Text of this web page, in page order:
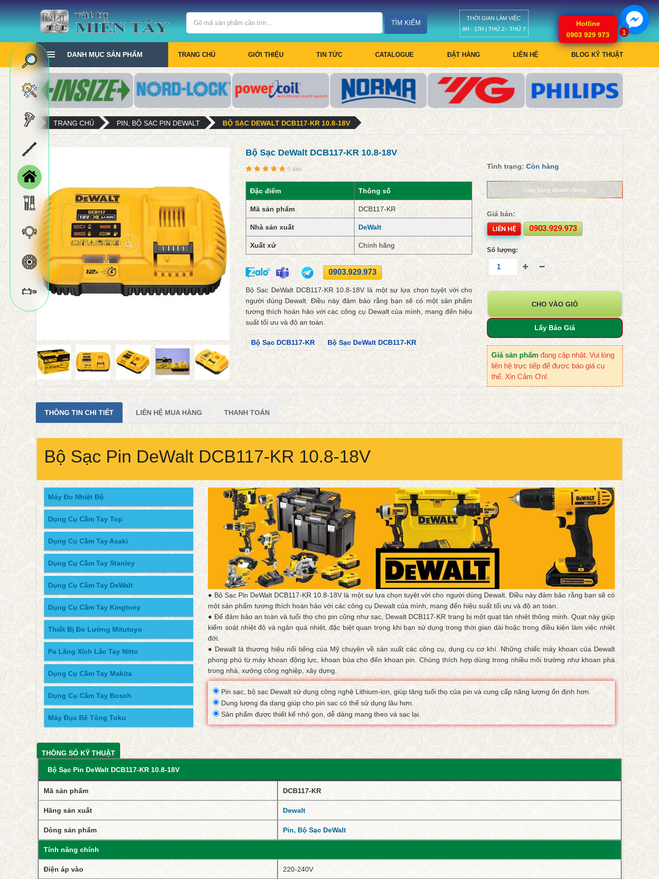
TÌM KIẾM
THỜI GIAN LÀM VIỆC
8H - 17H | THỨ 2 - THỨ 7
Giỏ hàng
DANH MỤC SẢN PHẨM TRANG CHỦ GIỚI THIỆU TIN TỨC CATALOGUE ĐẶT HÀNG LIÊN HỆ BLOG KỸ THUẬT
TRANG CHỦ PIN, BỘ SẠC PIN DEWALT BỘ SẠC DEWALT DCB117-KR 10.8-18V
Bộ Sạc DeWalt DCB117-KR 10.8-18V
5 sao
Đặc điểm Thông số
Mã sản phẩm DCB117-KR
Nhà sản xuất DeWalt
Xuất xứ Chính hãng
0903.929.973
Bộ Sạc DeWalt DCB117-KR 10.8-18V là một sự lựa chọn tuyệt vời cho
người dùng Dewalt. Điều này đảm bảo rằng bạn sẽ có một sản phẩm
tương thích hoàn hảo với các công cụ Dewalt của mình, mang đến hiệu
suất tối ưu và độ an toàn.
Bộ Sạc DCB117-KR Bộ Sạc DeWalt DCB117-KR
Tình trạng:Còn hàng
Giao hàng nhanh chóng
Giá bán:
LIÊN HỆ 0903.929.973
Số lượng:
CHO VÀO GIỎ
Lấy Báo Giá
Giá sản phẩm đang cập nhật. Vui lòng
liên hệ trực tiếp để được báo giá cụ
thể. Xin Cảm Ơn!
THÔNG TIN CHI TIẾT LIÊN HỆ MUA HÀNG THANH TOÁN
Bộ Sạc Pin DeWalt DCB117-KR 10.8-18V
Máy Đo Nhiệt Độ
Dụng Cụ Cầm Tay Top
Dụng Cụ Cầm Tay Asaki
Dụng Cụ Cầm Tay Stanley
Dụng Cụ Cầm Tay DeWalt
Dụng Cụ Cầm Tay Kingtony
Thiết Bị Đo Lường Mitutoyo
Pa Lăng Xích Lắc Tay Nitto
Dụng Cụ Cầm Tay Makita
Dụng Cụ Cầm Tay Bosch
Máy Đục Bê Tông Toku
● Bộ Sạc Pin DeWalt DCB117-KR 10.8-18V là một sự lựa chọn tuyệt vời cho người dùng Dewalt. Điều này đảm bảo rằng bạn sẽ có
một sản phẩm tương thích hoàn hảo với các công cụ Dewalt của mình, mang đến hiệu suất tối ưu và độ an toàn.
● Để đảm bảo an toàn và tuổi thọ cho pin cũng như sạc, Dewalt DCB117-KR trang bị một quạt tản nhiệt thông minh. Quạt này giúp
kiểm soát nhiệt độ và ngăn quá nhiệt, đặc biệt quan trọng khi bạn sử dụng trong thời gian dài hoặc trong điều kiện làm việc nhiệt
đới.
● Dewalt là thương hiệu nổi tiếng của Mỹ chuyên về sản xuất các công cụ, dụng cụ cơ khí. Những chiếc máy khoan của Dewalt
phong phú từ máy khoan động lực, khoan búa cho đến khoan pin. Chúng thích hợp dùng trong nhiều môi trường như khoan phá
trong nhà, xưởng công nghiệp, xây dựng.
Pin sạc, bộ sạc Dewalt sử dụng công nghệ Lithium-ion, giúp tăng tuổi thọ của pin và cung cấp năng lượng ổn định hơn.
Dung lượng đa dạng giúp cho pin sạc có thể sử dụng lâu hơn.
Sản phẩm được thiết kế nhỏ gọn, dễ dàng mang theo và sạc lại.
THÔNG SỐ KỸ THUẬT
Bộ Sạc Pin DeWalt DCB117-KR 10.8-18V
Mã sản phẩm DCB117-KR
Hãng sản xuất Dewalt
Dòng sản phẩm Pin, Bộ Sạc DeWalt
Tính năng chính
Điện áp vào 220-240V
1
Hotline
0903 929 973